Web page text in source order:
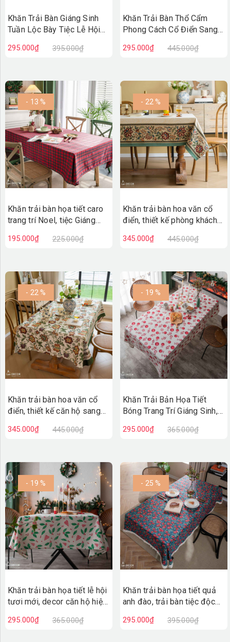
Khăn Trải Bàn Giáng Sinh
Tuần Lộc Bày Tiệc Lễ Hội
Khăn Trải Bàn Lan Decor -
295.000₫ 395.000₫
Khăn Trải Bàn Thổ Cẩm
Phong Cách Cổ Điển Sang
Đẹp Mắt - Khăn Trải Bàn
295.000₫ 445.000₫
- 13 %
Khăn trải bàn họa tiết caro
trang trí Noel, tiệc Giáng
bàn ăn- TB603
195.000₫ 225.000₫
- 22 %
Khăn trải bàn hoa văn cổ
điển, thiết kế phòng khách
345.000₫ 445.000₫
- 22 %
Khăn trải bàn hoa văn cổ
điển, thiết kế căn hộ sang
345.000₫ 445.000₫
- 19 %
Khăn Trải Bản Họa Tiết
Bóng Trang Trí Giáng Sinh,
295.000₫ 365.000₫
- 19 %
Khăn trải bàn họa tiết lễ hội
tươi mới, decor căn hộ hiện
295.000₫ 365.000₫
- 25 %
Khăn trải bàn họa tiết quả
anh đào, trải bàn tiệc độc
mùa lễ hội- TB597
295.000₫ 395.000₫